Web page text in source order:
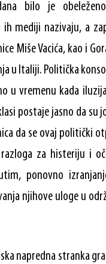
bilo je
ih mediji nazivaju, a
Miše Vacića, kao i
u Italiji. Politička
u vremenu kada
postaje jasno da
da se ovaj politički
za histeriju i
ponovno
njihove uloge u
napredna stranka